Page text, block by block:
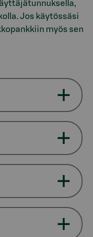
Jos käytössäsi
myös sen